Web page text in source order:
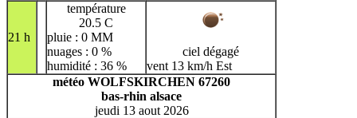
21 h
température
20.5 C
pluie : 0 MM
nuages : 0 %
humidité : 36 %
ciel dégagé
vent 13 km/h Est
météo WOLFSKIRCHEN 67260
bas-rhin alsace
jeudi 13 aout 2026